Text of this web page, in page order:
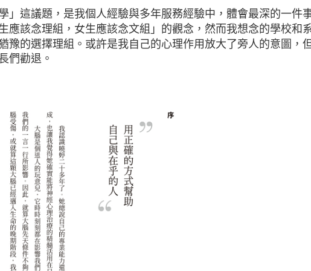
學」這議題，是我個人經驗與多年服務經驗中，體會最深的一件
生應該念理組，女生應該念文組」的觀念，然而我想念的學校和
豫的選擇理組。或許是我自己的心理作用放大了旁人的意圖，
們勸退。